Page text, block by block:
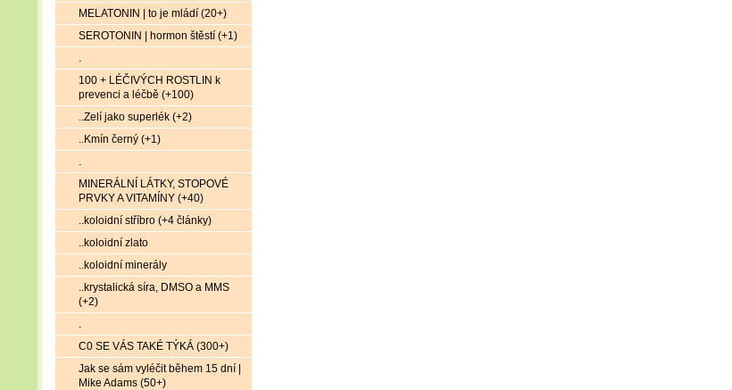
MELATONIN | to je mládí (20+)
SEROTONIN | hormon štěstí (+1)
.
100 + LÉČIVÝCH ROSTLIN k
prevenci a léčbě (+100)
..Zelí jako superlék (+2)
..Kmín černý (+1)
.
MINERÁLNÍ LÁTKY, STOPOVÉ
PRVKY A VITAMÍNY (+40)
..koloidní stříbro (+4 články)
..koloidní zlato
..koloidní minerály
..krystalická síra, DMSO a MMS
(+2)
.
C0 SE VÁS TAKÉ TÝKÁ (300+)
Jak se sám vyléčit během 15 dní |
Mike Adams (50+)